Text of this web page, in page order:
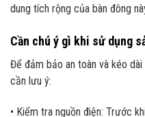
dung tích rộng của bàn đông
Cần chú ý gì khi sử dụng
Để đảm bảo an toàn và kéo
cần lưu ý:
• Kiểm tra nguồn điện: Trước